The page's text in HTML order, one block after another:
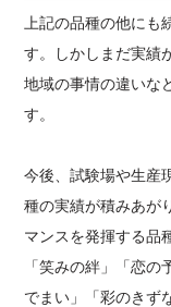
上記の品種の他にも
す。しかしまだ実績
地域の事情の違いな
す。
今後、試験場や生産
種の実績が積みあが
マンスを発揮する品
「笑みの絆」「恋
でまい」「彩のきず